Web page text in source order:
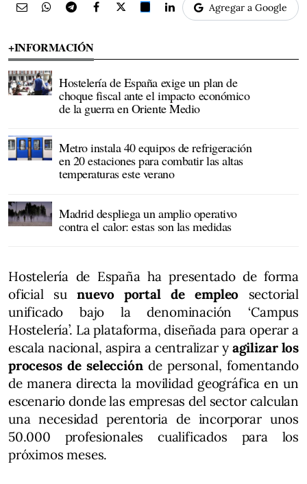
Agregar a Google
+INFORMACIÓN
Hostelería de España exige un plan de
choque fiscal ante el impacto económico
de la guerra en Oriente Medio
Metro instala 40 equipos de refrigeración
en 20 estaciones para combatir las altas
temperaturas este verano
Madrid despliega un amplio operativo
contra el calor: estas son las medidas
Hostelería de España ha presentado de forma
oficial sunuevo portal de empleo sectorial
unificado bajo la denominación ‘Campus
Hostelería’. La plataforma, diseñada para operar a
escala nacional, aspira a centralizar y agilizar los
procesos de selecciónde personal, fomentando
de manera directa la movilidad geográfica en un
escenario donde las empresas del sector calculan
una necesidad perentoria de incorporar unos
50.000 profesionales cualificados para los
próximos meses.